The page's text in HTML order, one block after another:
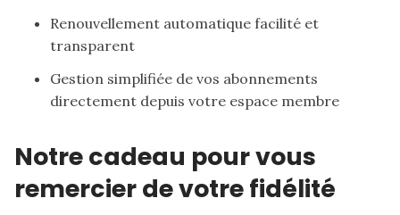
Renouvellement automatique facilité et
transparent
Gestion simplifiée de vos abonnements
directement depuis votre espace membre
Notre cadeau pour vous
remercier de votre fidélité